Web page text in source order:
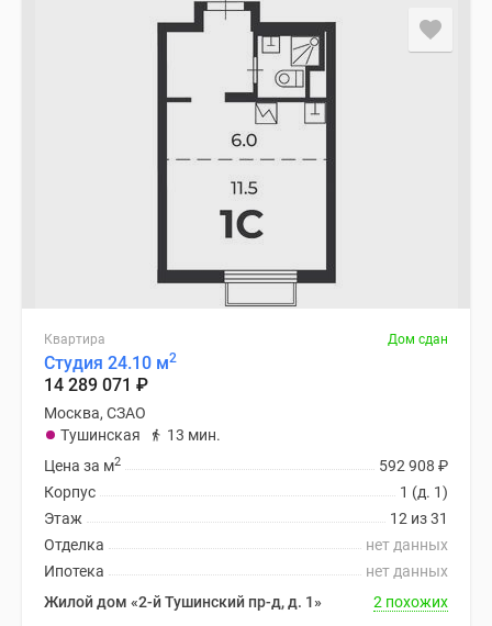
Квартира Дом сдан
Студия 24.10 м2
14 289 071 ₽
Москва, СЗАО
Тушинская
13 мин.
592 908 ₽
Цена за м2
1 (д. 1)
Корпус
12 из 31
Этаж
нет данных
Отделка
нет данных
Ипотека
Жилой дом «2-й Тушинский пр-д, д. 1»
2 похожих